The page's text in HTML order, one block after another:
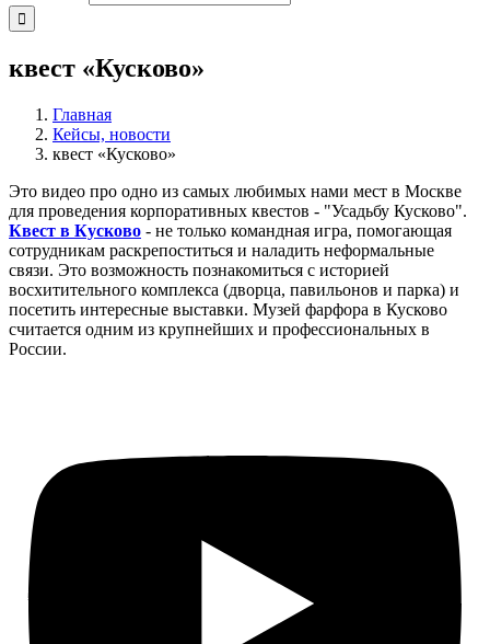
квест «Кусково»
Главная
Кейсы, новости
квест «Кусково»
Это видео про одно из самых любимых нами мест в Москве
для проведения корпоративных квестов - "Усадьбу Кусково".
Квест в Кусково - не только командная игра, помогающая
сотрудникам раскрепоститься и наладить неформальные
связи. Это возможность познакомиться с историей
восхитительного комплекса (дворца, павильонов и парка) и
посетить интересные выставки. Музей фарфора в Кусково
считается одним из крупнейших и профессиональных в
России.